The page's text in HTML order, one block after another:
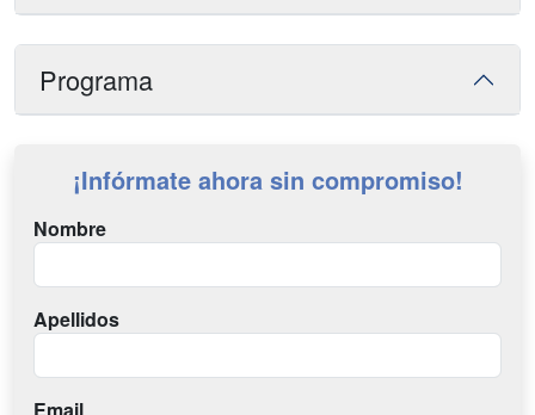
Programa
¡Infórmate ahora sin compromiso!
Nombre
Apellidos